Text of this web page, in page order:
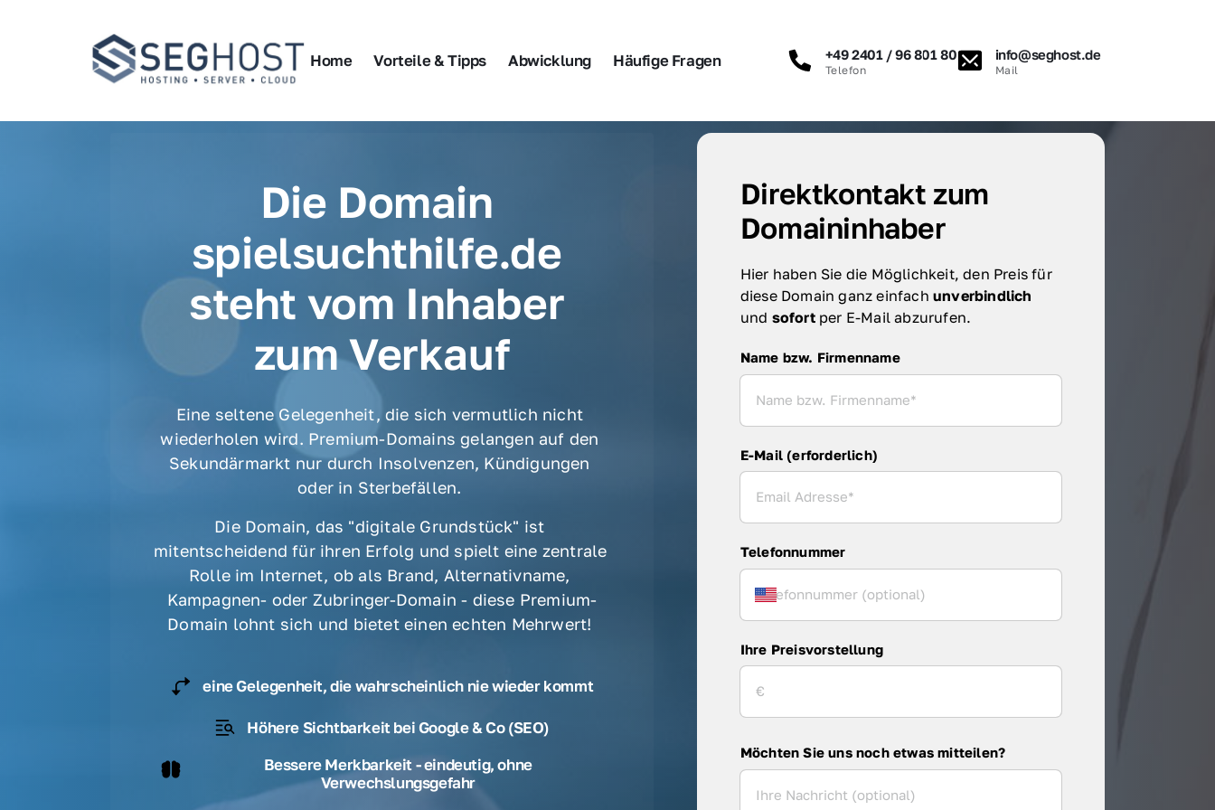
Home Vorteile & Tipps Abwicklung Häufige Fragen +49 2401 / 96 801 80
Telefon
info@seghost.de
Mail
Die Domain
spielsuchthilfe.de
steht vom Inhaber
zum Verkauf
Eine seltene Gelegenheit, die sich vermutlich nicht
wiederholen wird. Premium-Domains gelangen auf den
Sekundärmarkt nur durch Insolvenzen, Kündigungen
oder in Sterbefällen.
Die Domain, das "digitale Grundstück" ist
mitentscheidend für ihren Erfolg und spielt eine zentrale
Rolle im Internet, ob als Brand, Alternativname,
Kampagnen- oder Zubringer-Domain - diese Premium-
Domain lohnt sich und bietet einen echten Mehrwert!
eine Gelegenheit, die wahrscheinlich nie wieder kommt
Höhere Sichtbarkeit bei Google & Co (SEO)
Bessere Merkbarkeit - eindeutig, ohne
Verwechslungsgefahr
Direktkontakt zum
Domaininhaber
Hier haben Sie die Möglichkeit, den Preis für
diese Domain ganz einfach
und sofort per E-Mail abzurufen.
Name bzw. Firmenname
Name bzw. Firmenname
E-Mail (erforderlich)
Telefonnummer
Ihre Preisvorstellung
Möchten Sie uns noch etwas mitteilen?